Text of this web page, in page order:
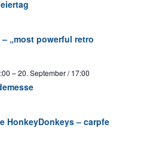
– „most powerful retro
–20. September / 17:00
HonkeyDonkeys – carpfe